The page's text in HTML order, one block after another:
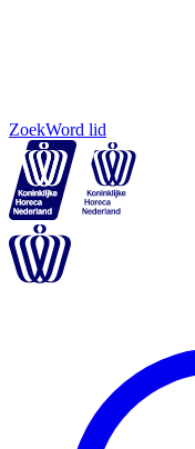
ZoekWord lid